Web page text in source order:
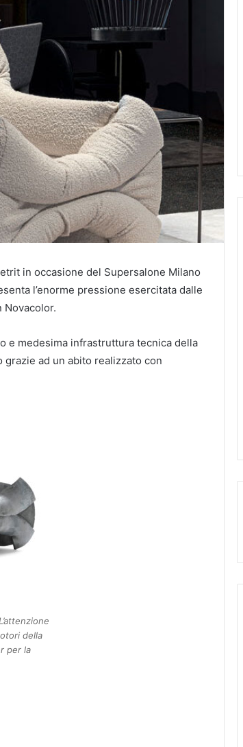
in occasione del Supersalone Milano
l’enorme pressione esercitata dalle
Novacolor.
e medesima infrastruttura tecnica della
ad un abito realizzato con
della
per la